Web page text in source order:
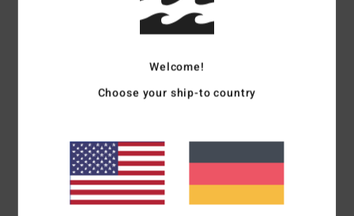
5/5
25. Juni 2026
/5 Preis-Leistungs-Verhältnis: 5 Größe: Zu großMaterial
/5
Ich empfehle dieses Produkt
Welcome!
Choose your ship-to country